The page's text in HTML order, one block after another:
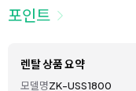
포인트
렌탈 상품 요약
모델명ZK-USS1800